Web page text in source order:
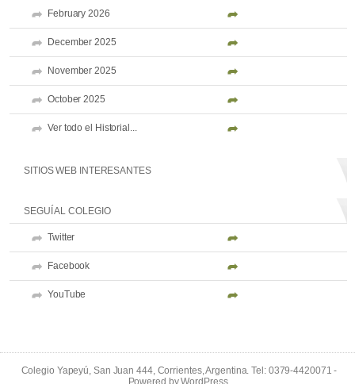
February 2026
December 2025
November 2025
October 2025
Ver todo el Historial...
SITIOS WEB INTERESANTES
SEGUÍ AL COLEGIO
Twitter
Facebook
YouTube
Colegio Yapeyú, San Juan 444, Corrientes, Argentina. Tel: 0379-4420071 -
Powered byWordPress.